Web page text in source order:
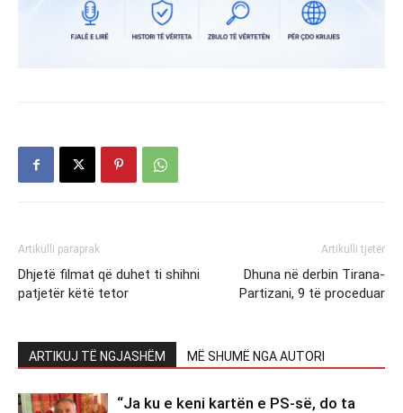
Artikulli paraprak
Dhjetë filmat që duhet ti shihni
patjetër këtë tetor
Artikulli tjetër
Dhuna në derbin Tirana-
Partizani, 9 të proceduar
ARTIKUJ TË NGJASHËM MË SHUMË NGA AUTORI
“Ja ku e keni kartën e PS-së, do ta